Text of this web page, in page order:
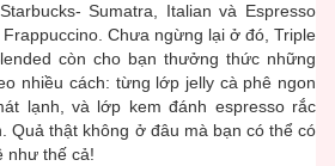
Sumatra, Italian và Espresso
Chưa ngừng lại ở đó, Triple
còn cho bạn thưởng thức những
nhiều cách: từng lớp jelly cà phê ngon
lạnh, và lớp kem đánh espresso rắc
Quả thật không ở đâu mà bạn có thể có
như thế cả!